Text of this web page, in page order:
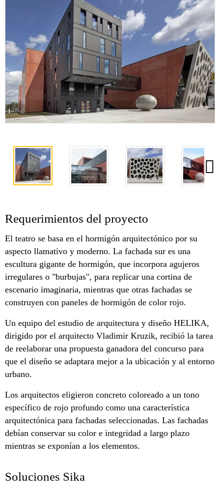
Requerimientos del proyecto
El teatro se basa en el hormigón arquitectónico por su
aspecto llamativo y moderno. La fachada sur es una
escultura gigante de hormigón, que incorpora agujeros
irregulares o "burbujas", para replicar una cortina de
escenario imaginaria, mientras que otras fachadas se
construyen con paneles de hormigón de color rojo.
Un equipo del estudio de arquitectura y diseño HELIKA,
dirigido por el arquitecto Vladimir Kruzik, recibió la tarea
de reelaborar una propuesta ganadora del concurso para
que el diseño se adaptara mejor a la ubicación y al entorno
urbano.
Los arquitectos eligieron concreto coloreado a un tono
específico de rojo profundo como una característica
arquitectónica para fachadas seleccionadas. Las fachadas
debían conservar su color e integridad a largo plazo
mientras se exponían a los elementos.
Soluciones Sika